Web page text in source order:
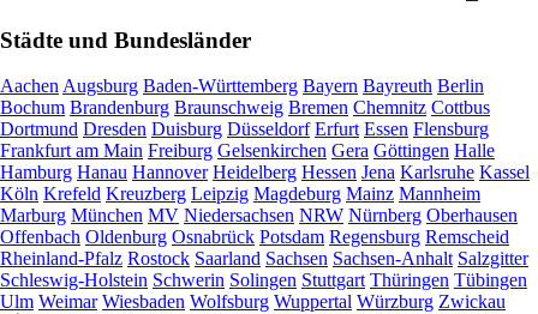
Städte und Bundesländer
Aachen Augsburg Baden-Württemberg Bayern Bayreuth Berlin
Bochum Brandenburg Braunschweig Bremen Chemnitz Cottbus
Dortmund Dresden Duisburg Düsseldorf Erfurt Essen Flensburg
Frankfurt am Main Freiburg Gelsenkirchen Gera Göttingen Halle
Hamburg Hanau Hannover Heidelberg Hessen Jena Karlsruhe Kassel
Köln Krefeld Kreuzberg Leipzig Magdeburg Mainz Mannheim
Marburg München MV Niedersachsen NRW Nürnberg Oberhausen
Offenbach Oldenburg Osnabrück Potsdam Regensburg Remscheid
Rheinland-Pfalz Rostock Saarland Sachsen Sachsen-Anhalt Salzgitter
Schleswig-Holstein Schwerin Solingen Stuttgart Thüringen Tübingen
Ulm Weimar Wiesbaden Wolfsburg Wuppertal Würzburg Zwickau